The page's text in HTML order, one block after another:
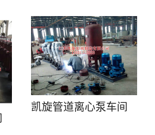
凯旋管道离心泵车间